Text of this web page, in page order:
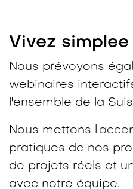
Vivez
Nous prévoyons
webinaires
l'ensemble de la
Nous mettons
pratiques de nos
de projets réels et
avec notre équipe.​